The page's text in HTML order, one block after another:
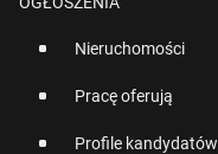
Nieruchomości
Pracę oferują
Profile kandydatów